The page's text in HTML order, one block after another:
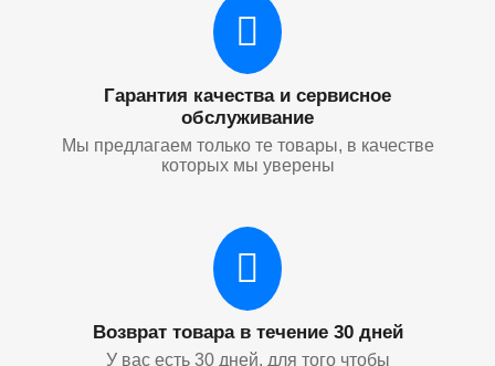
Гарантия качества и сервисное
обслуживание
Мы предлагаем только те товары, в качестве
которых мы уверены
Возврат товара в течение 30 дней
У вас есть 30 дней, для того чтобы